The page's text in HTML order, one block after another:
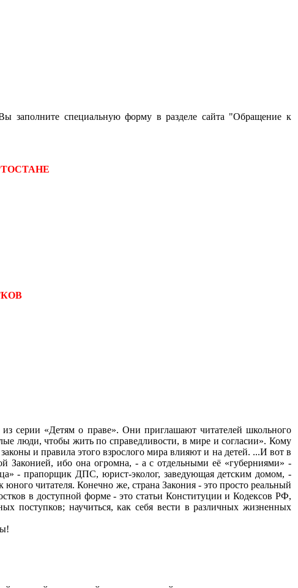
заполните специальную форму в разделе сайта "Обращение к
серии «Детям о праве». Они приглашают читателей школьного
люди, чтобы жить по справедливости, в мире и согласии». Кому
и правила этого взрослого мира влияют и на детей. ...И вот в
Законией, ибо она огромна, - а с отдельными её «губерниями» -
- прапорщик ДПС, юрист-эколог, заведующая детским домом, -
читателя. Конечно же, страна Закония - это просто реальный
в доступной форме - это статьи Конституции и Кодексов РФ,
поступков; научиться, как себя вести в различных жизненных